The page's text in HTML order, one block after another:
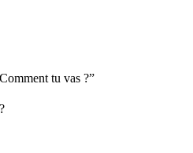
tu vas ?”